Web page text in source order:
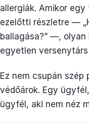
allergiák. Amikor
ezelőtti részletre —
ballagása?” —,
egyetlen
Ez nem csupán
védőárok. Egy
ügyfél, aki nem néz